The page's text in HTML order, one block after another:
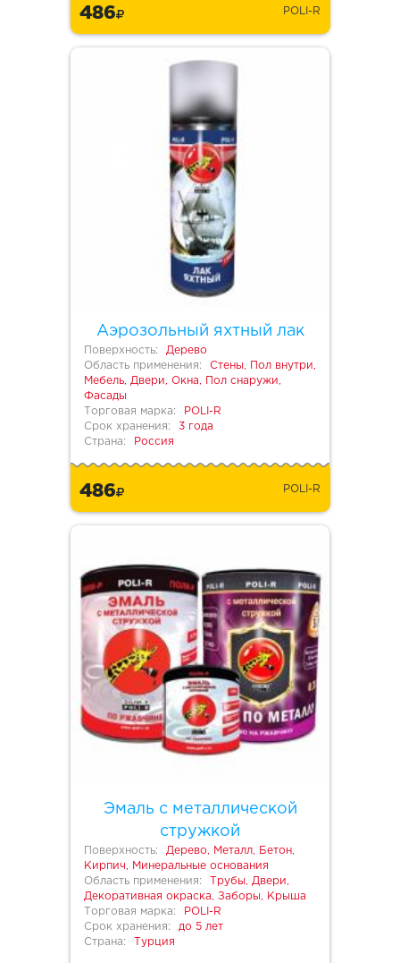
486 POLI-R
Аэрозольный яхтный лак
Поверхность:
Дерево
Область применения:
Стены, Пол внутри,
Мебель, Двери, Окна, Пол снаружи,
Фасады
Торговая марка:
POLI-R
Срок хранения:
3 года
Страна:
Россия
486 POLI-R
Эмаль с металлической
стружкой
Поверхность:
Дерево, Металл, Бетон,
Кирпич, Минеральные основания
Область применения:
Трубы, Двери,
Декоративная окраска, Заборы, Крыша
Торговая марка:
POLI-R
Срок хранения:
до 5 лет
Страна:
Турция